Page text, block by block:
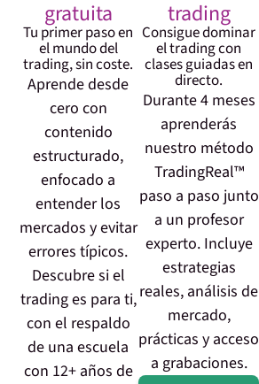
gratuita
Tu primer paso en
el mundo del
trading, sin coste.
Aprende desde
cero con
contenido
estructurado,
enfocado a
entender los
mercados y evitar
errores típicos.
Descubre si el
trading es para ti,
con el respaldo
de una escuela
con 12+ años de
trading
Consigue dominar
el trading con
clases guiadas en
directo.
Durante 4 meses
aprenderás
nuestro método
TradingReal™
paso a paso junto
a un profesor
experto. Incluye
estrategias
reales, análisis de
mercado,
prácticas y acceso
a grabaciones.